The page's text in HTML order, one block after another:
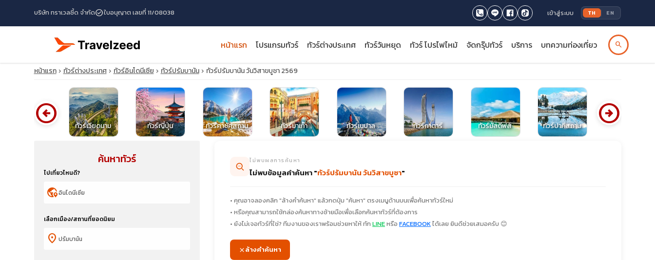
บริษัท ทราเวลซี้ด จำกัดcheck_circleใบอนุญาต เลขที่ 11/08038 เข้าสู่ระบบ TH EN
หน้าแรก โปรแกรมทัวร์ ทัวร์ต่างประเทศ ทัวร์วันหยุด ทัวร์ โปรไฟไหม้ จัดกรุ๊ปทัวร์ บริการ บทความท่องเที่ยว search
close
หน้าแรก ทัวร์ต่างประเทศ ทัวร์อินโดนีเซีย ทัวร์ปรัมบานัน ทัวร์ปรัมบานัน วันวิสาขบูชา 2569
ทัวร์ปากีสถาน ทัวร์เวียดนาม ทัวร์ญี่ปุ่น ทัวร์คาซัคสถาน ทัวร์มาเก๊า ทัวร์เนปาล ทัวร์กาตาร์ ทัวร์มัลดีฟส์ ทัวร์ปากีสถาน ทัวร์เวียดนาม
arrow_circle_left arrow_circle_right
ค้นหาทัวร์
ไปเที่ยวไหนดี?
globe_location_pin
เลือกเมือง/สถานที่ยอดนิยม
location_on
ไม่พบผลการค้นหา
ไม่พบข้อมูลคำค้นหา "ทัวร์ปรัมบานัน วันวิสาขบูชา"
• คุณอาจลองคลิก "ล้างคำค้นหา" แล้วกดปุ่ม "ค้นหา" ตรงเมนูด้านบนเพื่อค้นหาทัวร์ใหม่
• หรือคุณสามารถใช้กล่องค้นหาทางซ้ายมือเพื่อเลือกค้นหาทัวร์ที่ต้องการ
• ยังไม่เจอทัวร์ที่ใช่? ทีมงานของเราพร้อมช่วยหาให้ ทัก LINEหรือ FACEBOOKได้เลย ยินดีช่วยเสมอครับ 😊
ล้างคำค้นหา